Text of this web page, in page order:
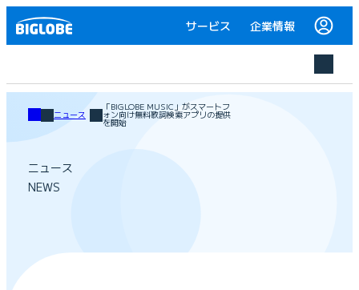
サービス 企業情報
ニュース
「BIGLOBE MUSIC」がスマートフ
ォン向け無料歌詞検索アプリの提供
を開始
ニュース
NEWS